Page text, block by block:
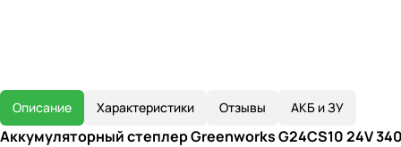
Описание Характеристики Отзывы АКБ и ЗУ
Аккумуляторный степлер Greenworks G24CS10 24V